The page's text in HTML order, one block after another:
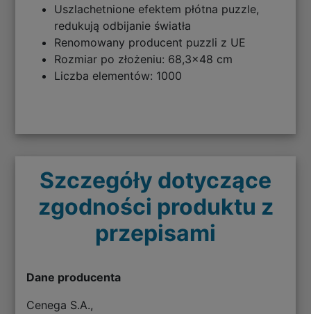
Uszlachetnione efektem płótna puzzle,
redukują odbijanie światła
Renomowany producent puzzli z UE
Rozmiar po złożeniu: 68,3x48 cm
Liczba elementów: 1000
Szczegóły dotyczące
zgodności produktu z
przepisami
Dane producenta
Cenega S.A.,